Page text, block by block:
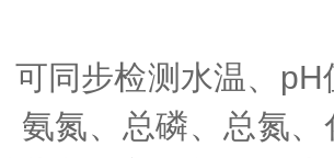
步检测水温、pH
氨氮、总磷、总氮